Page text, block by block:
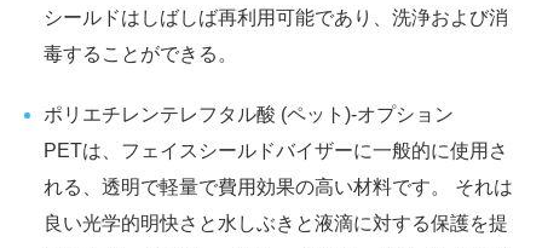
シールドはしばしば再利用可能であり、洗浄および消
毒することができる。
ポリエチレンテレフタル酸 (ペット)-オプション
PETは、フェイスシールドバイザーに一般的に使用さ
れる、透明で軽量で費用効果の高い材料です。 それは
良い光学的明快さと水しぶきと液滴に対する保護を提